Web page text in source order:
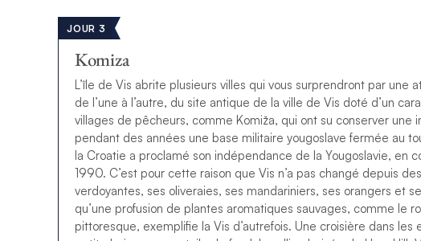
JOUR 3
Komiza
L’île de Vis abrite plusieurs villes qui vous surprendront par
de l’une à l’autre, du site antique de la ville de Vis doté d’un
villages de pêcheurs, comme Komiža, qui ont su conserver
pendant des années une base militaire yougoslave fermée au
la Croatie a proclamé son indépendance de la Yougoslavie, en
1990. C’est pour cette raison que Vis n’a pas changé depuis
verdoyantes, ses oliveraies, ses mandariniers, ses orangers et
qu’une profusion de plantes aromatiques sauvages, comme le
pittoresque, exemplifie la Vis d’autrefois. Une croisière dans les